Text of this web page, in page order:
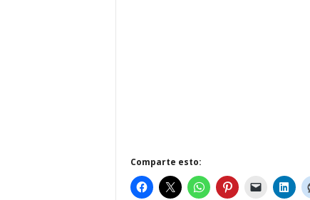
Comparte esto: